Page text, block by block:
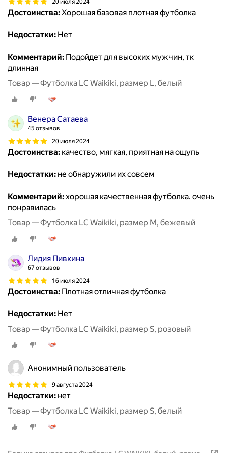
20 июля 2024
Достоинства:Хорошая базовая плотная футболка
Недостатки: Нет
Комментарий: Подойдет для высоких мужчин, тк
длинная
Товар — Футболка LC Waikiki, размер L, белый
Венера Сатаева
45 отзывов
20 июля 2024
Достоинства: качество, мягкая, приятная на ощупь
Недостатки: не обнаружили их совсем
Комментарий:хорошая качественная футболка. очень
понравилась
Товар — Футболка LC Waikiki, размер M, бежевый
Лидия Пивкина
67 отзывов
16 июля 2024
Достоинства: Плотная отличная футболка
Недостатки: Нет
Товар — Футболка LC Waikiki, размер S, розовый
Анонимный пользователь
9 августа 2024
Недостатки: нет
Товар — Футболка LC Waikiki, размер S, белый